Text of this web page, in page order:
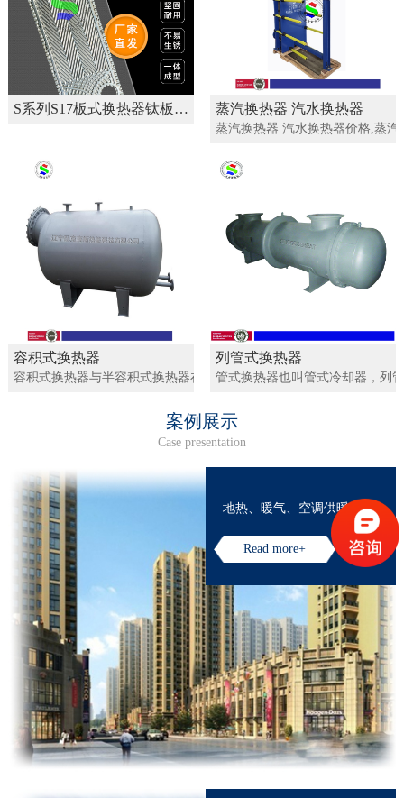
S系列S17板式换热器钛板不绣钢板片 换热机组材料 蒸汽换热器 汽水换热器
蒸汽换热器 汽水换热器价格,蒸
容积式换热器
容积式换热器与半容积式换热器在热水加热领域中的应用最为广泛。
列管式换热器
管式换热器也叫管式冷却器，列
案例展示
Case presentation
地热、暖气、空调供暖
Read more+